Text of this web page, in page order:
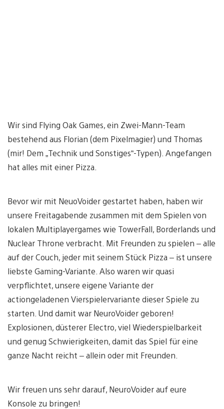
Wir sind Flying Oak Games, ein Zwei-Mann-Team
bestehend aus Florian (dem Pixelmagier) und Thomas
(mir! Dem „Technik und Sonstiges“-Typen). Angefangen
hat alles mit einer Pizza.
Bevor wir mit NeuoVoider gestartet haben, haben wir
unsere Freitagabende zusammen mit dem Spielen von
lokalen Multiplayergames wie TowerFall, Borderlands und
Nuclear Throne verbracht. Mit Freunden zu spielen – alle
auf der Couch, jeder mit seinem Stück Pizza – ist unsere
liebste Gaming-Variante. Also waren wir quasi
verpflichtet, unsere eigene Variante der
actiongeladenen Vierspielervariante dieser Spiele zu
starten. Und damit war NeuroVoider geboren!
Explosionen, düsterer Electro, viel Wiederspielbarkeit
und genug Schwierigkeiten, damit das Spiel für eine
ganze Nacht reicht – allein oder mit Freunden.
Wir freuen uns sehr darauf, NeuroVoider auf eure
Konsole zu bringen!